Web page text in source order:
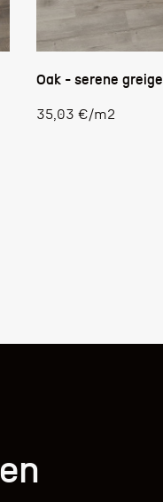
Oak - serene greige
Stückpreis
35,03 €/m2